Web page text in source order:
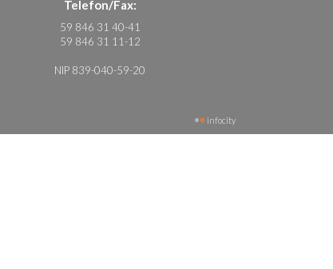
Telefon/Fax:
59 846 31 40-41
59 846 31 11-12
NIP 839-040-59-20
infocity